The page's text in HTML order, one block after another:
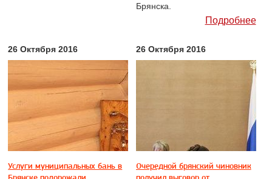
Брянска.
Подробнее
26 Октября 2016
Услуги муниципальных бань в
26 Октября 2016
Очередной брянский чиновник